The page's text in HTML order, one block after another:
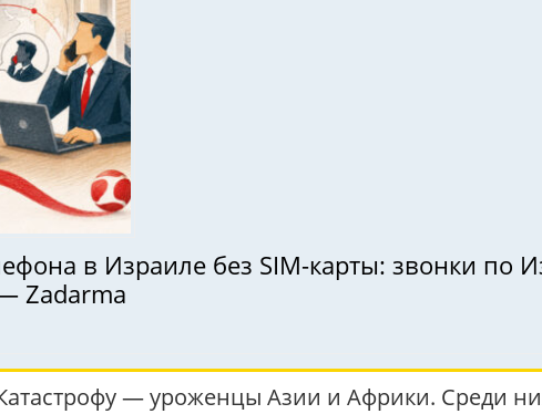
в Израиле без SIM-карты: звонки по
Zadarma
— уроженцы Азии и Африки. Среди